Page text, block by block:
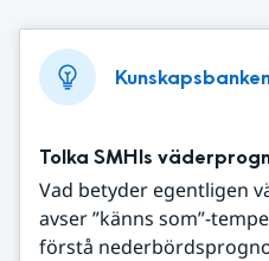
Tolka SMHIs
Vad betyder egentligen
avser ”känns som”-
förstå